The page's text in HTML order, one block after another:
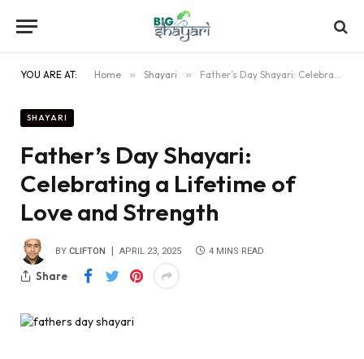
YOU ARE AT: Home » Shayari » Father’s Day Shayari: Celebrating a Lifetime of Love and Strength
SHAYARI
Father’s Day Shayari:
Celebrating a Lifetime of
Love and Strength
BY CLIFTON APRIL 23, 2025 4 MINS READ
Share